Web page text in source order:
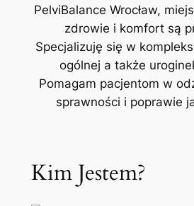
PelviBalance Wrocław,
zdrowie i komfort są
Specjalizuję się w
ogólnej a także
Pomagam pacjentom w
sprawności i poprawie
Kim Jestem?